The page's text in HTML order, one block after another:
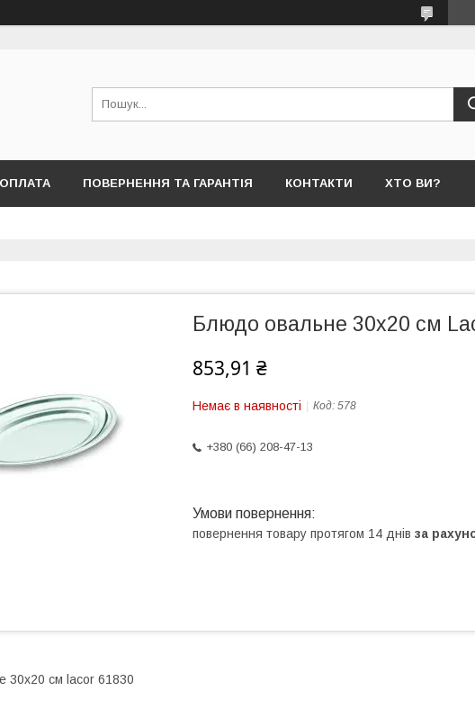
ПОВЕРНЕННЯ ТА ГАРАНТІЯ КОНТАКТИ ХТО ВИ?
Блюдо овальне 30х20 см
853,91 ₴
Немає в наявності Код: 578
+380 (66) 208-47-13
повернення товару протягом 14 днів за
30х20 см lacor 61830